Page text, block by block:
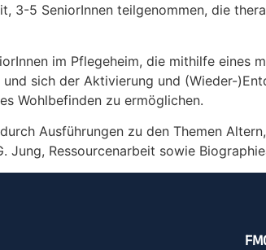
3-5 SeniorInnen teilgenommen, die
im Pflegeheim, die mithilfe eines
sich der Aktivierung und (Wieder-
Wohlbefinden zu ermöglichen.
Ausführungen zu den Themen
Jung, Ressourcenarbeit sowie